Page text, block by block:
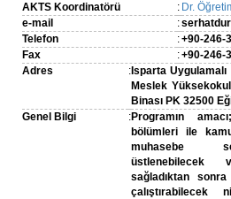
AKTS Koordinatörü
: Dr.
e-mail
:
Telefon
:+90-246-
Fax
:+90-246-
Adres
: Isparta
Meslek
Binası PK 32500
Genel Bilgi
:Programın
bölümleri ile
muhasebe
üstlenebilecek
sağladıktan